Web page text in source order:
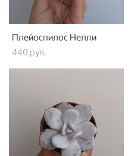
Плейоспилос Нелли
440 pуб.